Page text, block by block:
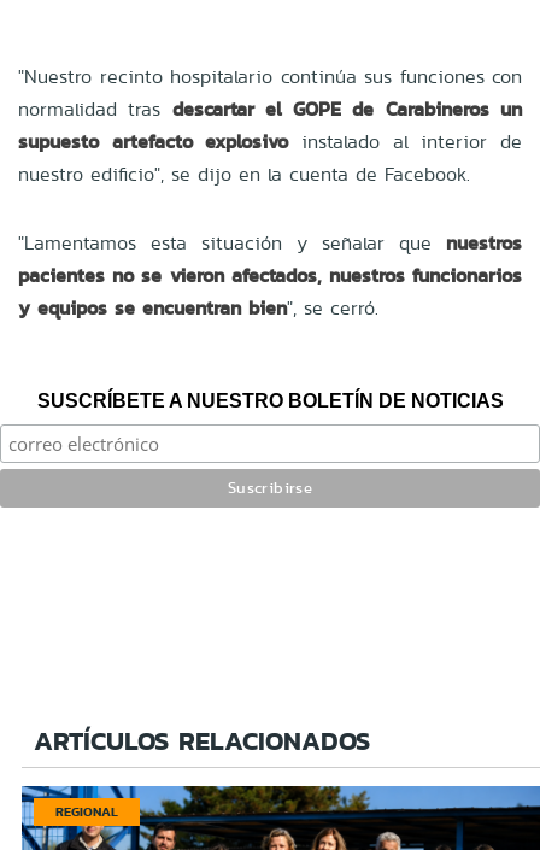
"Nuestro recinto hospitalario continúa sus funciones con
normalidad tras descartar el GOPE de Carabineros un
supuesto artefacto explosivo instalado al interior de
nuestro edificio", se dijo en la cuenta de Facebook.
"Lamentamos esta situación y señalar que
nuestros
pacientes no se vieron afectados, nuestros funcionarios
y equipos se encuentran bien", se cerró.
SUSCRÍBETE A NUESTRO BOLETÍN DE NOTICIAS
ARTÍCULOS RELACIONADOS
REGIONAL